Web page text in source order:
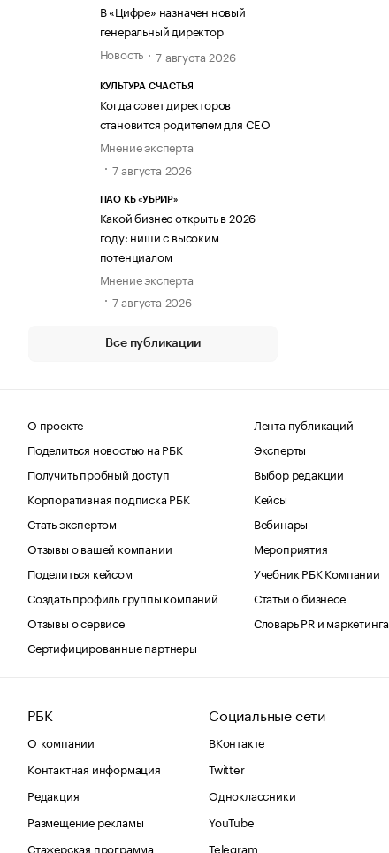
В «Цифре» назначен новый
генеральный директор
Новость
7 августа 2026
КУЛЬТУРА СЧАСТЬЯ
Когда совет директоров
становится родителем для CEO
Мнение эксперта
7 августа 2026
ПАО КБ «УБРИР»
Какой бизнес открыть в 2026
году: ниши с высоким
потенциалом
Мнение эксперта
7 августа 2026
Все публикации
О проекте
Поделиться новостью на РБК
Получить пробный доступ
Корпоративная подписка РБК
Стать экспертом
Отзывы о вашей компании
Поделиться кейсом
Создать профиль группы компаний
Отзывы о сервисе
Сертифицированные партнеры
Лента публикаций
Эксперты
Выбор редакции
Кейсы
Вебинары
Мероприятия
Учебник РБК Компании
Статьи о бизнесе
Словарь PR и маркетинга
РБК
О компании
Контактная информация
Редакция
Размещение рекламы
Стажерская программа
Социальные сети
ВКонтакте
Twitter
Одноклассники
YouTube
Telegram